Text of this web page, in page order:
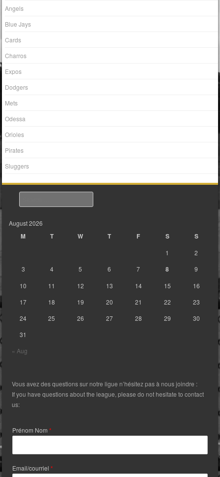
Angels
Blue Jays
Cards
Charros
Expos
Dodgers
Mets
Odessa
Orioles
Pirates
Sluggers
August 2026
M T W T F S S
« Aug
1
2
3
4 5 6 7 8
9
10
11 12 13 14 15
16
17
18 19 20 21 22
23
24
25 26 27 28 29
30
31
Vous avez des questions sur notre ligue n’hésitez pas à nous joindre :
If you have questions about the league, please do not hesitate to contact
us:
Prénom Nom*
Email/courriel*